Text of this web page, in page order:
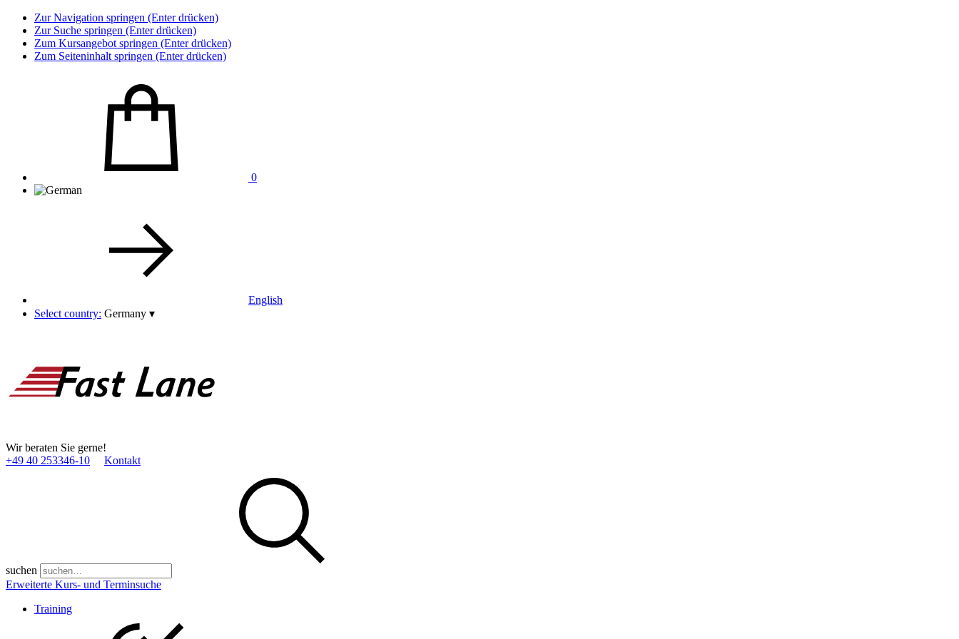
Zur Navigation springen (Enter drücken)
Zur Suche springen (Enter drücken)
Zum Kursangebot springen (Enter drücken)
Zum Seiteninhalt springen (Enter drücken)
0
English
Select country: Germany ▾
Wir beraten Sie gerne!
+49 40 253346­-10
Kontakt
suchen
Erweiterte Kurs- und Terminsuche
Training